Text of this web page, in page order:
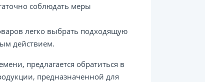
соблюдать меры
легко выбрать подходящую
действием.
предлагается обратиться в
предназначенной для